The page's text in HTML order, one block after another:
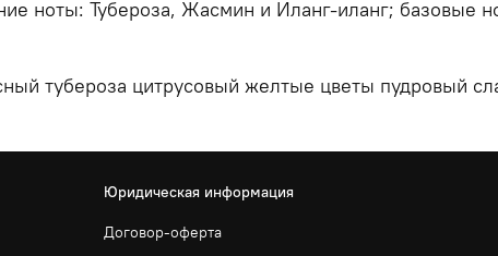
ноты: Тубероза, Жасмин и Иланг-иланг; базовые
тубероза цитрусовый желтые цветы пудровый
Юридическая информация
Договор-оферта